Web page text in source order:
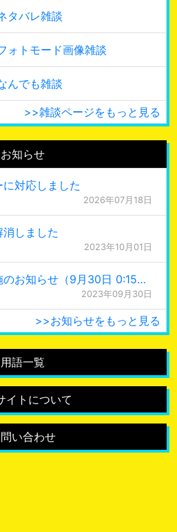
タバレ雑談
ォトモード画像雑談
んでも雑談
>>雑談ページをもっと見る
お知らせ
対応しました
2026年07月18日
しました
2023年10月01日
緊急メンテナンス実施のお知らせ（9月30日 0:15更新）
2023年09月30日
>>お知らせをもっと見る
用語一覧
イトについて
い合わせ